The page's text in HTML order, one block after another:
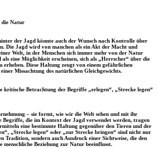
die Natur
der Jagd könnte auch der Wunsch nach Kontrolle über
Die Jagd wird von manchen als ein Akt der Macht und
Welt, in der Menschen sich immer mehr von der Natur
eine Möglichkeit erscheinen, sich als „Herrscher“ über die
erheben. Diese Haltung zeugt von einem gefährlichen
Missachtung des natürlichen Gleichgewichts.
kritische Betrachtung der Begriffe „erlegen“, „Strecke legen“
– sie formt, wie wir die Welt sehen und mit ihr
Begriffe, die im Kontext der Jagd verwendet werden, tragen
eine bestimmte Haltung gegenüber den Tieren und der
„Strecke legen“ oder „zur Strecke bringen“ sind nicht nur
Tradition, sondern auch Ausdruck einer Sichtweise, die den
menschliche Beziehung zur Natur beeinflusst.